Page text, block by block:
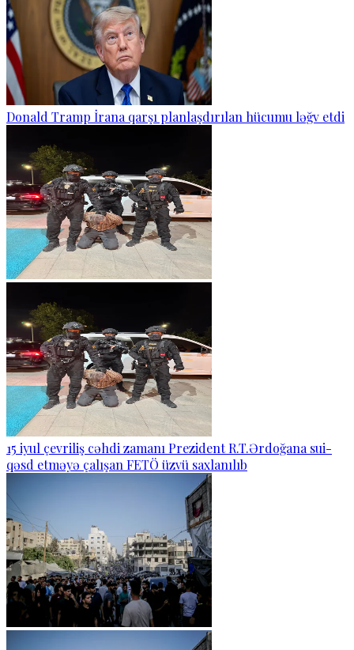
Donald Tramp İrana qarşı planlaşdırılan hücumu ləğv etdi
15 iyul çevriliş cəhdi zamanı Prezident R.T.Ərdoğana sui-
qəsd etməyə çalışan FETÖ üzvü saxlanılıb